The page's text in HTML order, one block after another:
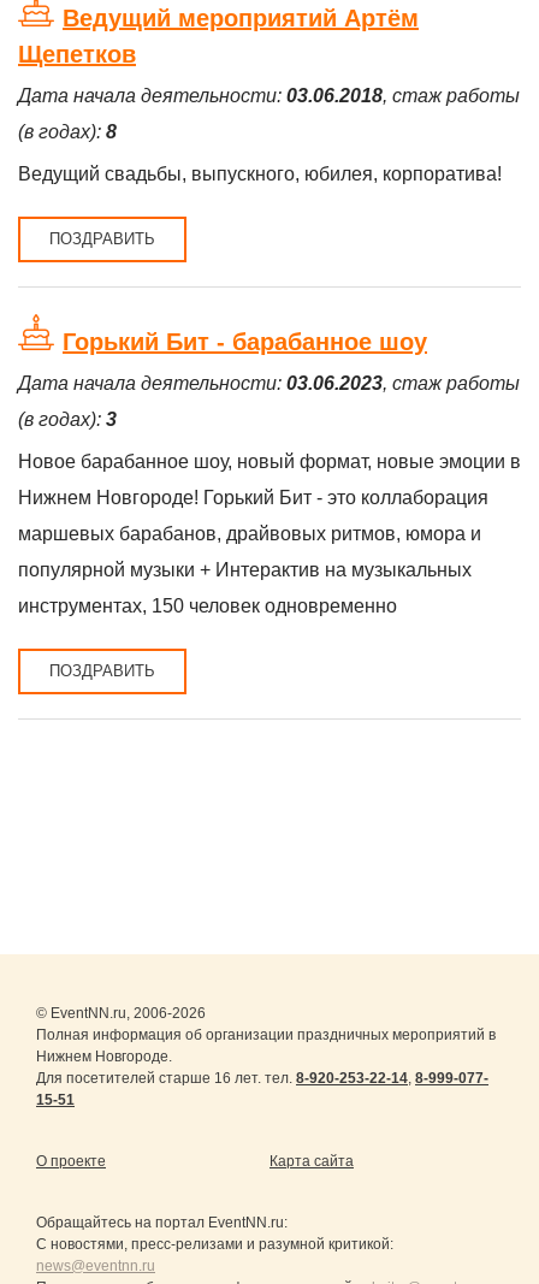
Ведущий мероприятий Артём
Щепетков
Дата начала деятельности: 03.06.2018, стаж работы
(в годах): 8
Ведущий свадьбы, выпускного, юбилея, корпоратива!
ПОЗДРАВИТЬ
Горький Бит - барабанное шоу
Дата начала деятельности: 03.06.2023, стаж работы
(в годах): 3
Новое барабанное шоу, новый формат, новые эмоции в
Нижнем Новгороде! Горький Бит - это коллаборация
маршевых барабанов, драйвовых ритмов, юмора и
популярной музыки + Интерактив на музыкальных
инструментах, 150 человек одновременно
ПОЗДРАВИТЬ
© EventNN.ru, 2006-2026
Полная информация об организации праздничных мероприятий в
Нижнем Новгороде.
Для посетителей старше 16 лет. тел. 8-920-253-22-14, 8-999-077-
15-51
О проекте Карта сайта
Обращайтесь на портал EventNN.ru:
С новостями, пресс-релизами и разумной критикой:
news@eventnn.ru